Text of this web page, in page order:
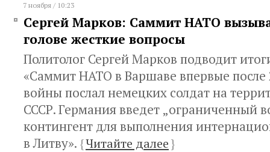
7 ноября / 10:23
Сергей Марков: Саммит НАТО
голове жесткие вопросы
Политолог Сергей Марков подводит
«Саммит НАТО в Варшаве впервые
войны послал немецких солдат на
СССР. Германия введет „ограниченный
контингент для выполнения
в Литву». {Читайте далее}